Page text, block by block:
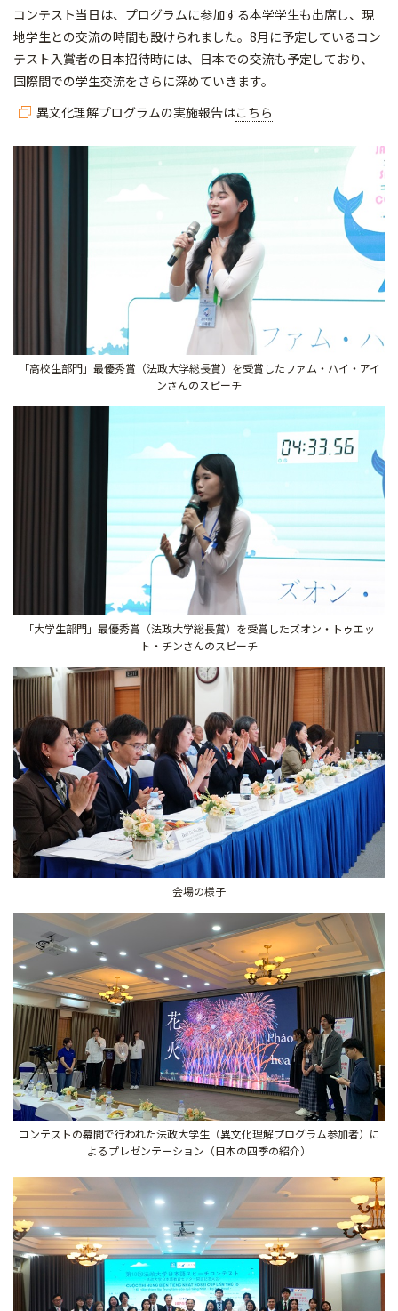
コンテスト当日は、プログラムに参加する本学学生も出席し、現
地学生との交流の時間も設けられました。8月に予定しているコン
テスト入賞者の日本招待時には、日本での交流も予定しており、
国際間での学生交流をさらに深めていきます。
異文化理解プログラムの実施報告はこちら
「高校生部門」最優秀賞（法政大学総長賞）を受賞したファム・ハイ・アイ
ンさんのスピーチ
「大学生部門」最優秀賞（法政大学総長賞）を受賞したズオン・トゥエッ
ト・チンさんのスピーチ
会場の様子
コンテストの幕間で行われた法政大学生（異文化理解プログラム参加者）に
よるプレゼンテーション（日本の四季の紹介）